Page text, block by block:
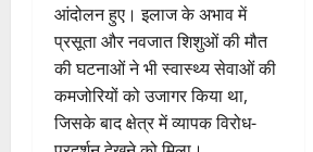
आंदोलन हुए। इलाज के अभाव में
प्रसूता और नवजात शिशुओं की मौत
की घटनाओं ने भी स्वास्थ्य सेवाओं की
कमजोरियों को उजागर किया था,
जिसके बाद क्षेत्र में व्यापक विरोध-